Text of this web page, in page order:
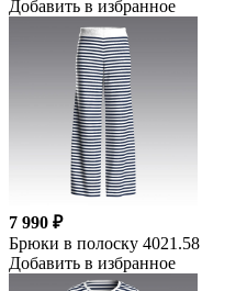
Добавить в избранное
7 990 ₽
Брюки в полоску 4021.58
Добавить в избранное